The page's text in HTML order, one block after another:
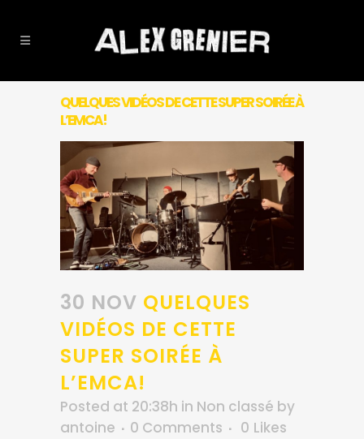
QUELQUES VIDÉOS DE CETTE SUPER SOIRÉE À
L’EMCA!
30 NOV QUELQUES
VIDÉOS DE CETTE
SUPER SOIRÉE À
L’EMCA!
Posted at 20:38h in Non classé by
antoine
0 Comments 0 Likes